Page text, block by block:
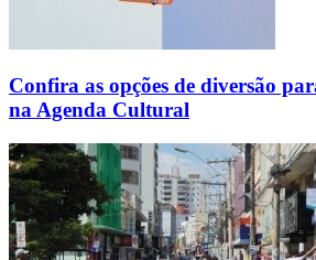
Confira as opções de diversão
na Agenda Cultural